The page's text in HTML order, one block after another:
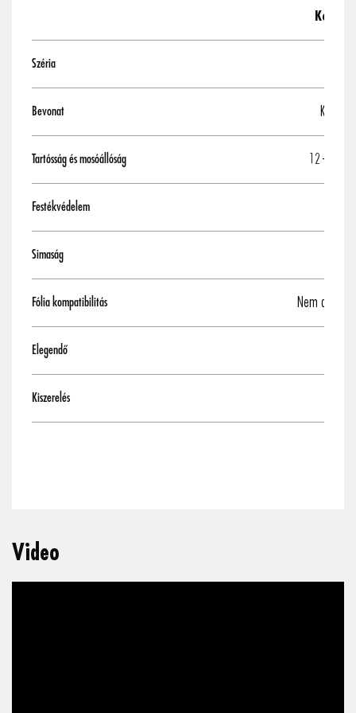
Széria
Bevonat
Tartósság és mosóállóság
Festékvédelem
Simaság
Fólia kompatibilitás
Elegendő
Kiszerelés
12 - 36
Nem
Video